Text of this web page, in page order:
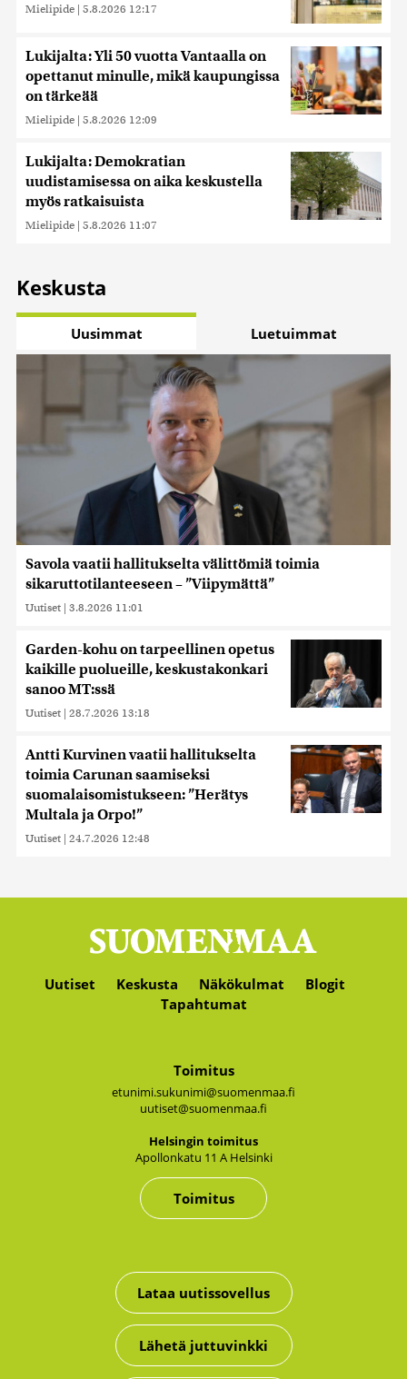
Mielipide | 5.8.2026 12:17
Lukijalta: Yli 50 vuotta Vantaalla on
opettanut minulle, mikä kaupungissa
on tärkeää
Mielipide | 5.8.2026 12:09
Lukijalta: Demokratian
uudistamisessa on aika keskustella
myös ratkaisuista
Mielipide | 5.8.2026 11:07
Keskusta
Uusimmat Luetuimmat
Savola vaatii hallitukselta välittömiä toimia
sikaruttotilanteeseen – ”Viipymättä”
Uutiset | 3.8.2026 11:01
Garden-kohu on tarpeellinen opetus
kaikille puolueille, keskustakonkari
sanoo MT:ssä
Uutiset | 28.7.2026 13:18
Antti Kurvinen vaatii hallitukselta
toimia Carunan saamiseksi
suomalaisomistukseen: ”Herätys
Multala ja Orpo!”
Uutiset | 24.7.2026 12:48
Uutiset Keskusta Näkökulmat
Blogit
Tapahtumat
Toimitus
etunimi.sukunimi@suomenmaa.fi
uutiset@suomenmaa.fi
Hel­sin­gin toi­mi­tus
Apol­lon­ka­tu 11 A Hel­sin­ki
Toimitus
Lataa uutissovellus
Lähetä juttuvinkki